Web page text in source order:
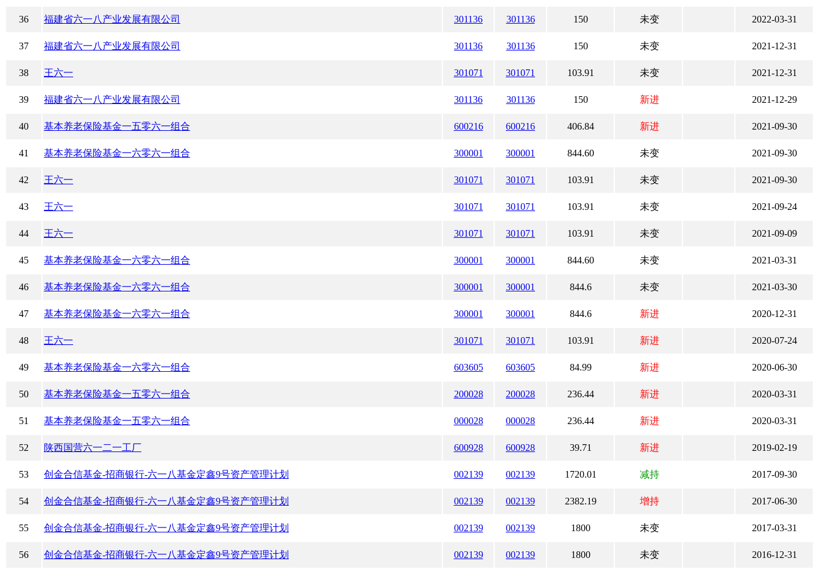
36 福建省六一八产业发展有限公司 301136 301136 150 未变 2022-03-31
37 福建省六一八产业发展有限公司 301136 301136 150 未变 2021-12-31
38 王六一 301071 301071 103.91 未变 2021-12-31
39 福建省六一八产业发展有限公司 301136 301136 150 新进 2021-12-29
40 基本养老保险基金一五零六一组合 600216 600216 406.84 新进 2021-09-30
41 基本养老保险基金一六零六一组合 300001 300001 844.60 未变 2021-09-30
42 王六一 301071 301071 103.91 未变 2021-09-30
43 王六一 301071 301071 103.91 未变 2021-09-24
44 王六一 301071 301071 103.91 未变 2021-09-09
45 基本养老保险基金一六零六一组合 300001 300001 844.60 未变 2021-03-31
46 基本养老保险基金一六零六一组合 300001 300001 844.6 未变 2021-03-30
47 基本养老保险基金一六零六一组合 300001 300001 844.6 新进 2020-12-31
48 王六一 301071 301071 103.91 新进 2020-07-24
49 基本养老保险基金一六零六一组合 603605 603605 84.99 新进 2020-06-30
50 基本养老保险基金一五零六一组合 200028 200028 236.44 新进 2020-03-31
51 基本养老保险基金一五零六一组合 000028 000028 236.44 新进 2020-03-31
52 陕西国营六一二一工厂 600928 600928 39.71 新进 2019-02-19
53 创金合信基金-招商银行-六一八基金定鑫9号资产管理计划 002139 002139 1720.01 减持 2017-09-30
54 创金合信基金-招商银行-六一八基金定鑫9号资产管理计划 002139 002139 2382.19 增持 2017-06-30
55 创金合信基金-招商银行-六一八基金定鑫9号资产管理计划 002139 002139 1800 未变 2017-03-31
56 创金合信基金-招商银行-六一八基金定鑫9号资产管理计划 002139 002139 1800 未变 2016-12-31